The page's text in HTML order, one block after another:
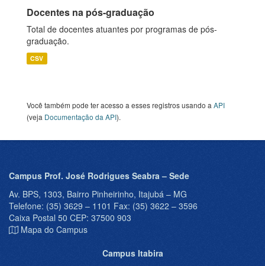
Docentes na pós-graduação
Total de docentes atuantes por programas de pós-
graduação.
CSV
Você também pode ter acesso a esses registros usando a API
(veja Documentação da API).
Campus Prof. José Rodrigues Seabra – Sede
Av. BPS, 1303, Bairro Pinheirinho, Itajubá – MG
Telefone: (35) 3629 – 1101 Fax: (35) 3622 – 3596
Caixa Postal 50 CEP: 37500 903
Mapa do Campus
Campus Itabira